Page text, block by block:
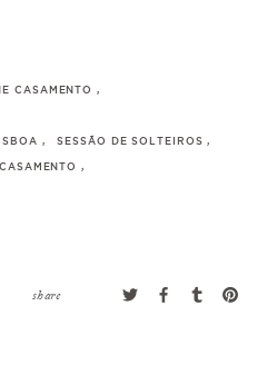
CASAMENTO
SESSÃO DE SOLTEIROS
share